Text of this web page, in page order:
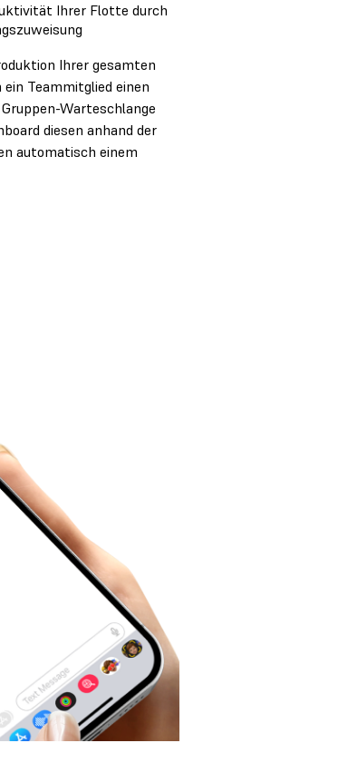
Ihrer Flotte durch
Ihrer gesamten
Teammitglied einen
Warteschlange
diesen anhand der
automatisch einem